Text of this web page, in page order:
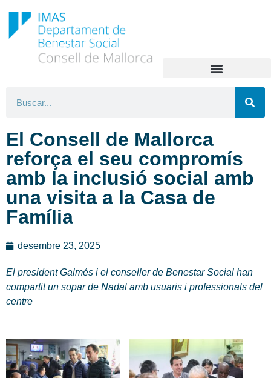
El Consell de Mallorca
reforça el seu compromís
amb la inclusió social amb
una visita a la Casa de
Família
desembre 23, 2025
El president Galmés i el conseller de Benestar Social han
compartit un sopar de Nadal amb usuaris i professionals del
centre